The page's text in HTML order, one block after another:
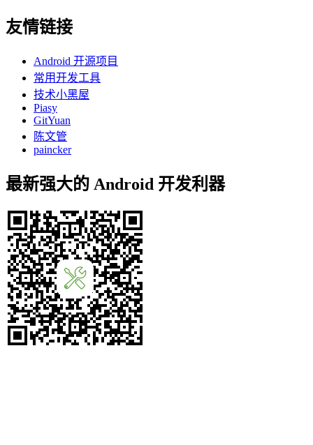
友情链接
Android 开源项目
常用开发工具
技术小黑屋
Piasy
GitYuan
陈文管
paincker
最新强大的 Android 开发利器